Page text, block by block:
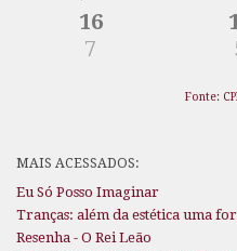
16
7
Fonte:
MAIS ACESSADOS:
Eu Só Posso Imaginar
Tranças: além da estética uma
Resenha - O Rei Leão